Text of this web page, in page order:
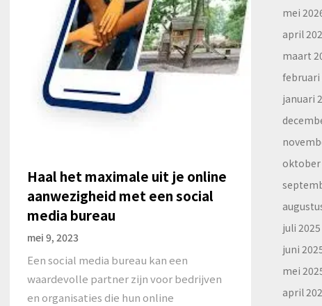
Haal het maximale uit je online
aanwezigheid met een social
media bureau
mei 9, 2023
Een social media bureau kan een
waardevolle partner zijn voor bedrijven
en organisaties die hun online
mei
april
maart
februari
januari
oktober
juli 2025
juni
mei
april